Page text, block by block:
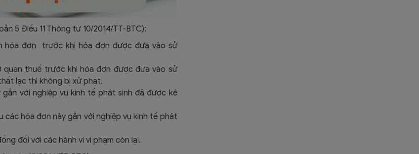
5 Điều 11 Thông tư 10/2014/TT-BTC):
hóa đơn trước khi hóa đơn được đưa vào sử
thuế trước khi hóa đơn được đưa vào sử
lạc thì không bị xử phạt.
với nghiệp vụ kinh tế phát sinh đã được kê
hóa đơn này gắn với nghiệp vụ kinh tế phát
đối với các hành vi vi phạm còn lại.